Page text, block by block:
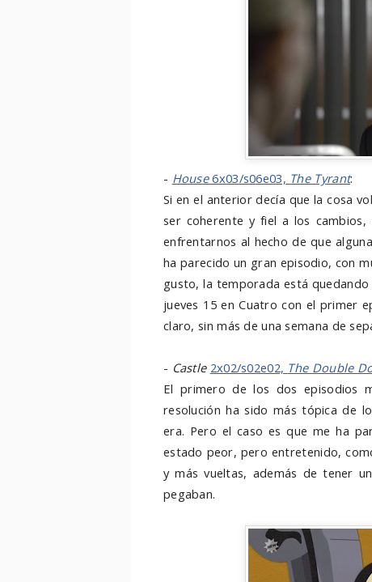
- House6x03/s06e03, The Tyrant:
Si en el anterior decía que la cosa
ser coherente y fiel a los
enfrentarnos al hecho de que
ha parecido un gran episodio, con
gusto, la temporada está
jueves 15 en Cuatro con el primer
claro, sin más de una semana de
- Castle 2x02/s02e02, The Double
El primero de los dos episodios
resolución ha sido más tópica de
era. Pero el caso es que me ha
estado peor, pero entretenido,
y más vueltas, además de tener
pegaban.